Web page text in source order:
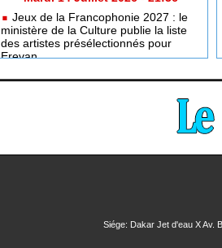
Jeux de la Francophonie 2027 : le
ministère de la Culture publie la liste
des artistes présélectionnés pour
Erevan
Siége: Dakar Jet d'eau X Av.